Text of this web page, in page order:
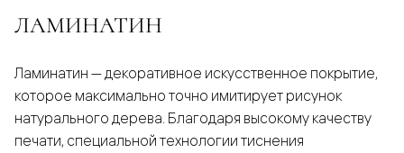
ЛАМИНАТИН
Ламинатин — декоративное искусственное покрытие,
которое максимально точно имитирует рисунок
натурального дерева. Благодаря высокому качеству
печати, специальной технологии тиснения